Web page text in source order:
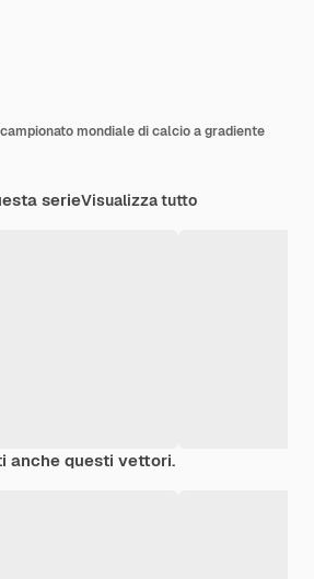
mondiale di calcio a gradiente
serieVisualizza tutto
anche questi vettori.